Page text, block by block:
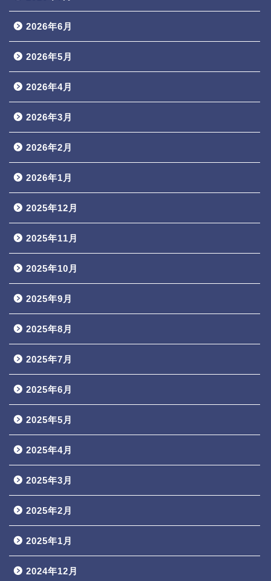
2026年6月
2026年5月
2026年4月
2026年3月
2026年2月
2026年1月
2025年12月
2025年11月
2025年10月
2025年9月
2025年8月
2025年7月
2025年6月
2025年5月
2025年4月
2025年3月
2025年2月
2025年1月
2024年12月